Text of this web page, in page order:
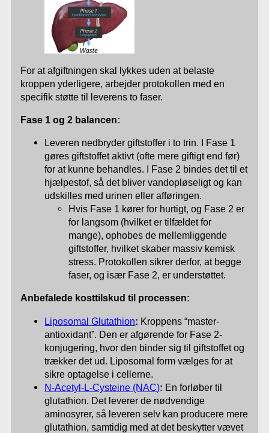
For at afgiftningen skal lykkes uden at belaste
kroppen yderligere, arbejder protokollen med en
specifik støtte til leverens to faser.
Fase 1 og 2 balancen:
Leveren nedbryder giftstoffer i to trin. I Fase 1
gøres giftstoffet aktivt (ofte mere giftigt end før)
for at kunne behandles. I Fase 2 bindes det til et
hjælpestof, så det bliver vandopløseligt og kan
udskilles med urinen eller afføringen.
Hvis Fase 1 kører for hurtigt, og Fase 2 er
for langsom (hvilket er tilfældet for
mange), ophobes de mellemliggende
giftstoffer, hvilket skaber massiv kemisk
stress. Protokollen sikrer derfor, at begge
faser, og især Fase 2, er understøttet.
Anbefalede kosttilskud til processen:
Liposomal Glutathion: Kroppens “master-
antioxidant”. Den er afgørende for Fase 2-
konjugering, hvor den binder sig til giftstoffet og
trækker det ud. Liposomal form vælges for at
sikre optagelse i cellerne.
N-Acetyl-L-Cysteine (NAC): En forløber til
glutathion. Det leverer de nødvendige
aminosyrer, så leveren selv kan producere mere
glutathion, samtidig med at det beskytter vævet